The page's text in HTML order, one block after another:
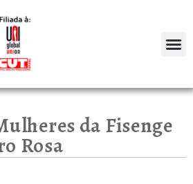
da Fisenge
Rosa